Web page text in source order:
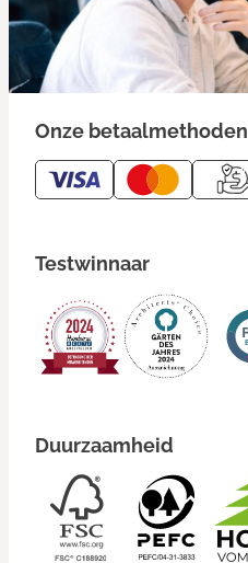
Onze betaalmethoden
Testwinnaar
Duurzaamheid